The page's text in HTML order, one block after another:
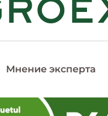
Мнение эксперта